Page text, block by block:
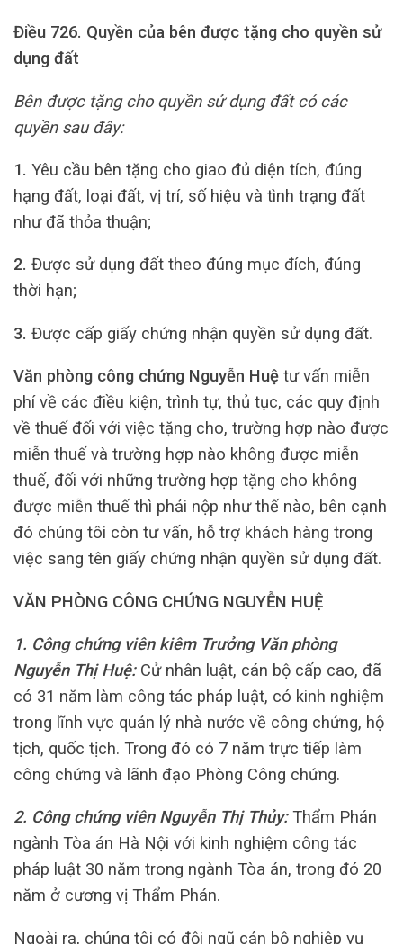
Điều 726. Quyền của bên được tặng cho quyền sử
dụng đất
Bên được tặng cho quyền sử dụng đất có các
quyền sau đây:
1. Yêu cầu bên tặng cho giao đủ diện tích, đúng
hạng đất, loại đất, vị trí, số hiệu và tình trạng đất
như đã thỏa thuận;
2. Được sử dụng đất theo đúng mục đích, đúng
thời hạn;
3. Được cấp giấy chứng nhận quyền sử dụng đất.
Văn phòng công chứng Nguyễn Huệ tư vấn miễn
phí về các điều kiện, trình tự, thủ tục, các quy định
về thuế đối với việc tặng cho, trường hợp nào được
miễn thuế và trường hợp nào không được miễn
thuế, đối với những trường hợp tặng cho không
được miễn thuế thì phải nộp như thế nào, bên cạnh
đó chúng tôi còn tư vấn, hỗ trợ khách hàng trong
việc sang tên giấy chứng nhận quyền sử dụng đất.
VĂN PHÒNG CÔNG CHỨNG NGUYỄN HUỆ
1. Công chứng viên kiêm Trưởng Văn phòng
Nguyễn Thị Huệ: Cử nhân luật, cán bộ cấp cao, đã
có 31 năm làm công tác pháp luật, có kinh nghiệm
trong lĩnh vực quản lý nhà nước về công chứng, hộ
tịch, quốc tịch. Trong đó có 7 năm trực tiếp làm
công chứng và lãnh đạo Phòng Công chứng.
2. Công chứng viên Nguyễn Thị Thủy:Thẩm Phán
ngành Tòa án Hà Nội với kinh nghiệm công tác
pháp luật 30 năm trong ngành Tòa án, trong đó 20
năm ở cương vị Thẩm Phán.
Ngoài ra, chúng tôi có đội ngũ cán bộ nghiệp vụ